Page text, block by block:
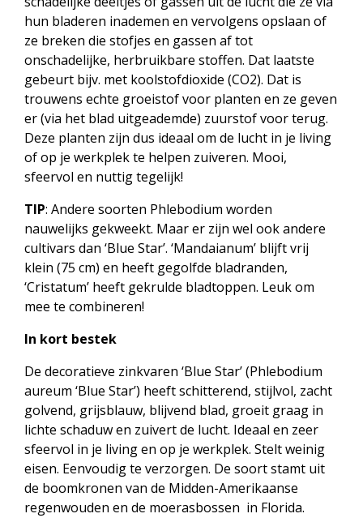
hun bladeren inademen en vervolgens opslaan of
ze breken die stofjes en gassen af tot
onschadelijke, herbruikbare stoffen. Dat laatste
gebeurt bijv. met koolstofdioxide (CO2). Dat is
trouwens echte groeistof voor planten en ze geven
er (via het blad uitgeademde) zuurstof voor terug.
Deze planten zijn dus ideaal om de lucht in je living
of op je werkplek te helpen zuiveren. Mooi,
sfeervol en nuttig tegelijk!
TIP: Andere soorten Phlebodium worden
nauwelijks gekweekt. Maar er zijn wel ook andere
cultivars dan ‘Blue Star’. ‘Mandaianum’ blijft vrij
klein (75 cm) en heeft gegolfde bladranden,
‘Cristatum’ heeft gekrulde bladtoppen. Leuk om
mee te combineren!
In kort bestek
De decoratieve zinkvaren ‘Blue Star’ (Phlebodium
aureum ‘Blue Star’) heeft schitterend, stijlvol, zacht
golvend, grijsblauw, blijvend blad, groeit graag in
lichte schaduw en zuivert de lucht. Ideaal en zeer
sfeervol in je living en op je werkplek. Stelt weinig
eisen. Eenvoudig te verzorgen. De soort stamt uit
de boomkronen van de Midden-Amerikaanse
regenwouden en de moerasbossen in Florida.